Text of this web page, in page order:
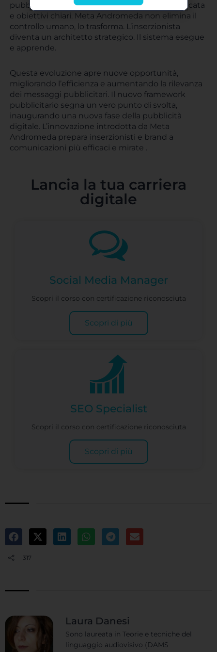
pubblico, in quanto richiede creatività diversificata
e obiettivi chiari. Meta Andromeda non elimina il
controllo umano, lo trasforma. L’inserzionista
diventa un architetto strategico. Il sistema esegue
e apprende.
Questa evoluzione apre nuove opportunità,
migliorando l’efficienza e aumentando la rilevanza
dei messaggi pubblicitari. Il nuovo framework
pubblicitario segna un vero punto di svolta,
inaugurando una nuova fase della pubblicità
digitale. L’innovazione introdotta da Meta
Andromeda prepara inserzionisti e brand a
comunicazioni più efficaci e mirate .
Lancia la tua carriera
digitale
Social Media Manager
Scopri il corso con certificazione riconosciuta
Scopri di più
SEO Specialist
Scopri il corso con certificazione riconosciuta
Scopri di più
317
Laura Danesi
Sono laureata in Teorie e tecniche del
linguaggio audiovisivo (DAMS